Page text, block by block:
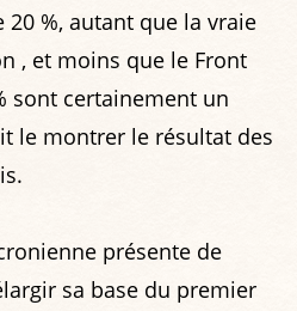
%, autant que la vraie
, et moins que le Front
sont certainement un
le montrer le résultat des
présente de
sa base du premier